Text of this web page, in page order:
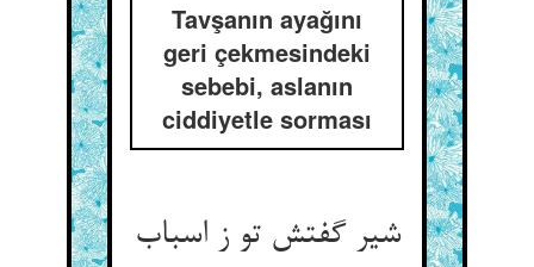
Tavşanın ayağını
geri çekmesindeki
sebebi, aslanın
ciddiyetle sorması
شیر گفتش تو ز اسباب